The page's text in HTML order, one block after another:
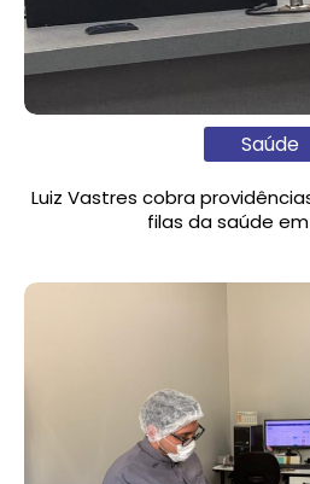
Saúde
Luiz Vastres cobra
filas da saúde